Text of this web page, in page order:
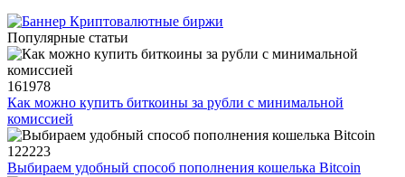
Популярные статьи
161978
Как можно купить биткоины за рубли с минимальной
комиссией
122223
Выбираем удобный способ пополнения кошелька Bitcoin